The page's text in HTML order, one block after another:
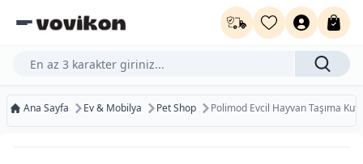
Ürün, kategori veya marka ara...
Ana Sayfa Ev & Mobilya Pet Shop Polimod Evcil Hayvan Taşıma